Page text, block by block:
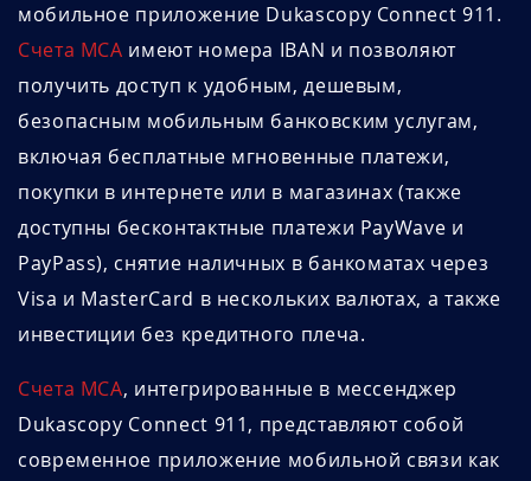
мобильное приложение Dukascopy Connect 911.
Счета MCA имеют номера IBAN и позволяют
получить доступ к удобным, дешевым,
безопасным мобильным банковским услугам,
включая бесплатные мгновенные платежи,
покупки в интернете или в магазинах (также
доступны бесконтактные платежи PayWave и
PayPass), снятие наличных в банкоматах через
Visa и MasterCard в нескольких валютах, а также
инвестиции без кредитного плеча.
Счета MCA, интегрированные в мессенджер
Dukascopy Connect 911, представляют собой
современное приложение мобильной связи как